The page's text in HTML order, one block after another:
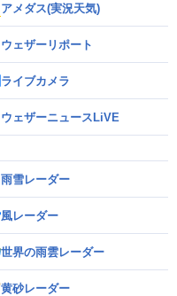
アメダス(実況天気)
ウェザーリポート
ライブカメラ
ウェザーニュースLiVE
雨雪レーダー
風レーダー
世界の雨雲レーダー
黄砂レーダー